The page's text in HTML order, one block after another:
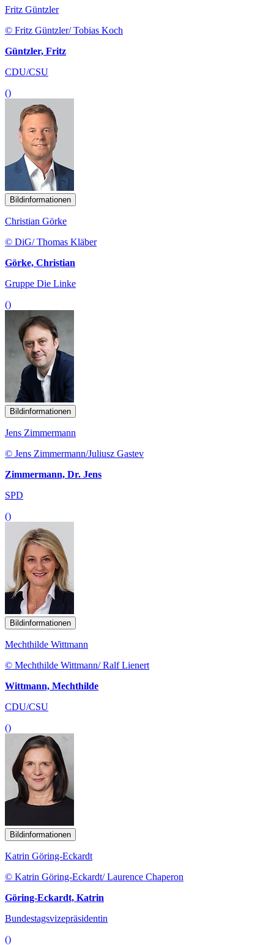
Fritz Güntzler
© Fritz Güntzler/ Tobias Koch
Güntzler, Fritz
CDU/CSU
()
Bildinformationen
Christian Görke
© DiG/ Thomas Kläber
Görke, Christian
Gruppe Die Linke
()
Bildinformationen
Jens Zimmermann
© Jens Zimmermann/Juliusz Gastev
Zimmermann, Dr. Jens
SPD
()
Bildinformationen
Mechthilde Wittmann
© Mechthilde Wittmann/ Ralf Lienert
Wittmann, Mechthilde
CDU/CSU
()
Bildinformationen
Katrin Göring-Eckardt
© Katrin Göring-Eckardt/ Laurence Chaperon
Göring-Eckardt, Katrin
Bundestagsvizepräsidentin
()